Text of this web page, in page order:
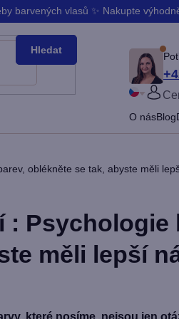
barvených vlasů ✨ Nakupte
Slovenčina
Bŭlgarski
O násBlog
Hledat
oblékněte se tak, abyste měli
: Psychologie
měli lepší
které nosíme, nejsou jen